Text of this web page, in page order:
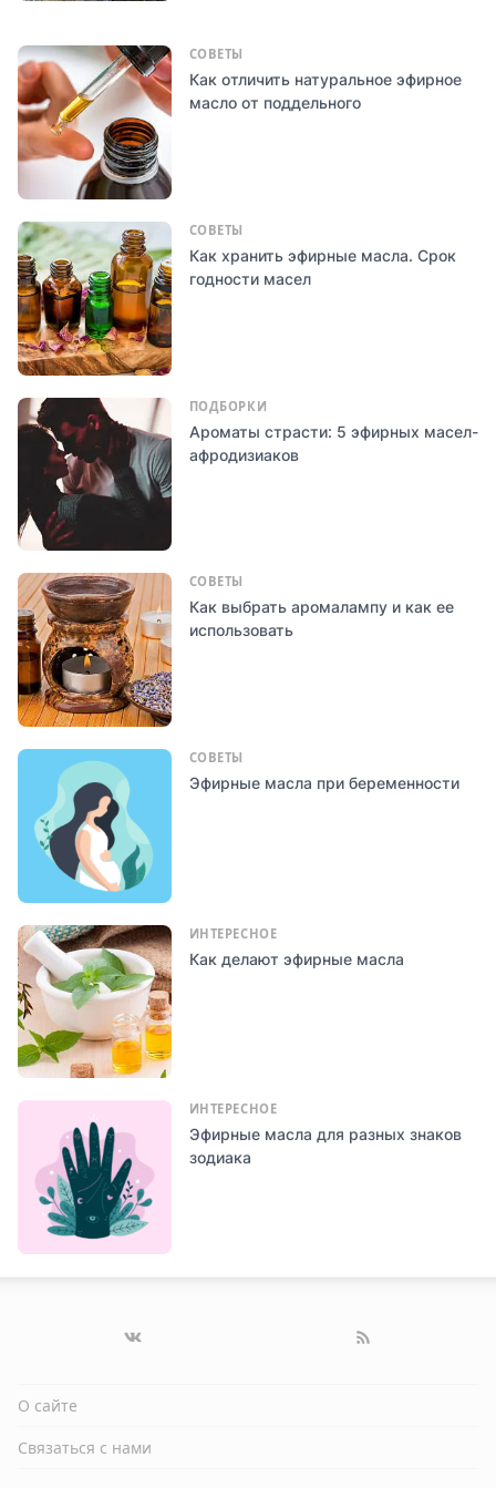
СОВЕТЫ
Как отличить натуральное эфирное
масло от поддельного
СОВЕТЫ
Как хранить эфирные масла. Срок
годности масел
ПОДБОРКИ
Ароматы страсти: 5 эфирных масел-
афродизиаков
СОВЕТЫ
Как выбрать аромалампу и как ее
использовать
СОВЕТЫ
Эфирные масла при беременности
ИНТЕРЕСНОЕ
Как делают эфирные масла
ИНТЕРЕСНОЕ
Эфирные масла для разных знаков
зодиака
О сайте
Связаться с нами